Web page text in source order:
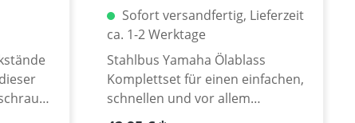
Sofort versandfertig, Lieferzeit
ca. 1-2 Werktage
Stahlbus Yamaha Ölablass
Komplettset für einen einfachen,
schnellen und vor allem
sauberen Ölwechsel. Ein